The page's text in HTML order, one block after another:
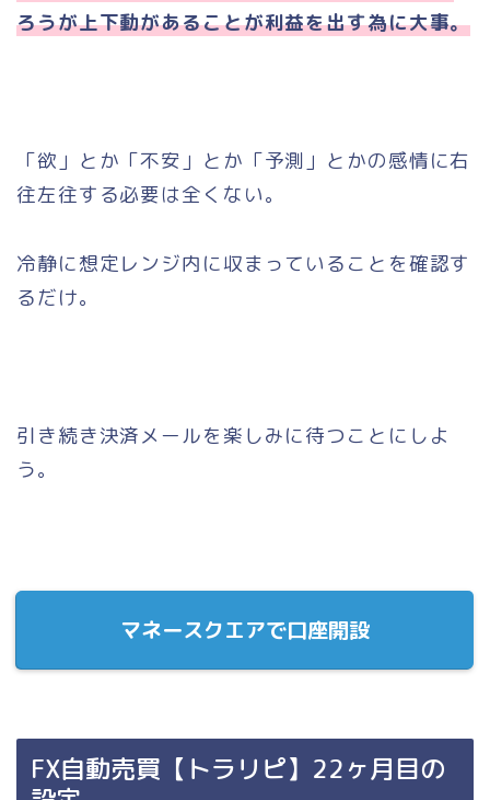
ろうが上下動があることが利益を出す為に大事。
「欲」とか「不安」とか「予測」とかの感情に右
往左往する必要は全くない。
冷静に想定レンジ内に収まっていることを確認す
るだけ。
引き続き決済メールを楽しみに待つことにしよ
う。
マネースクエアで口座開設
FX自動売買【トラリピ】22ヶ月目の